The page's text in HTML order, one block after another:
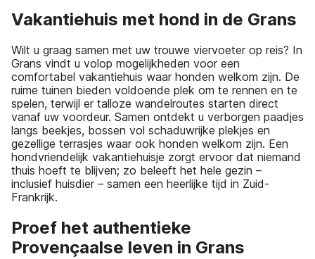
Vakantiehuis met hond in de Grans
Wilt u graag samen met uw trouwe viervoeter op reis? In
Grans vindt u volop mogelijkheden voor een
comfortabel vakantiehuis waar honden welkom zijn. De
ruime tuinen bieden voldoende plek om te rennen en te
spelen, terwijl er talloze wandelroutes starten direct
vanaf uw voordeur. Samen ontdekt u verborgen paadjes
langs beekjes, bossen vol schaduwrijke plekjes en
gezellige terrasjes waar ook honden welkom zijn. Een
hondvriendelijk vakantiehuisje zorgt ervoor dat niemand
thuis hoeft te blijven; zo beleeft het hele gezin –
inclusief huisdier – samen een heerlijke tijd in Zuid-
Frankrijk.
Proef het authentieke
Provençaalse leven in Grans